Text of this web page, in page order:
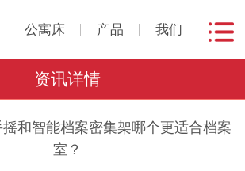
公寓床 产品 我们
资讯详情
和智能档案密集架哪个更适合档案
室？